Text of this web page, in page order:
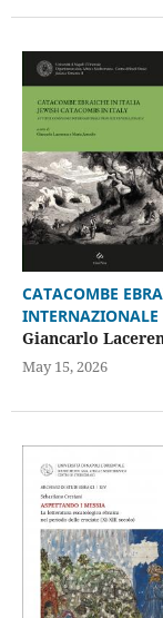
CATACOMBE
Giancarlo
May 15, 2026